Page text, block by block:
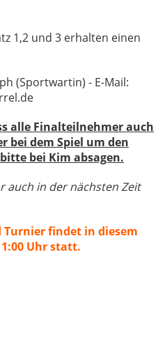
1,2 und 3 erhalten einen
(Sportwartin) - E-Mail:
alle Finalteilnehmer auch
bei dem Spiel um den
bei Kim absagen.
auch in der nächsten Zeit
Turnier findet in diesem
Uhr statt.